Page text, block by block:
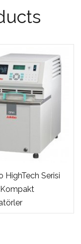
HighTech Serisi